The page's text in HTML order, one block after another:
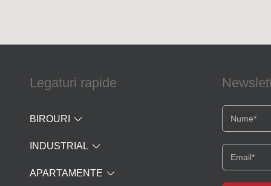
Legaturi rapide
BIROURI
INDUSTRIAL
APARTAMENTE